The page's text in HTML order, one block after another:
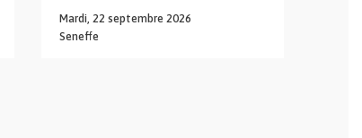
Mardi, 22 septembre 2026
Seneffe